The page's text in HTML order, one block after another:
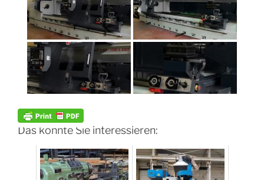
Das könnte Sie interessieren: